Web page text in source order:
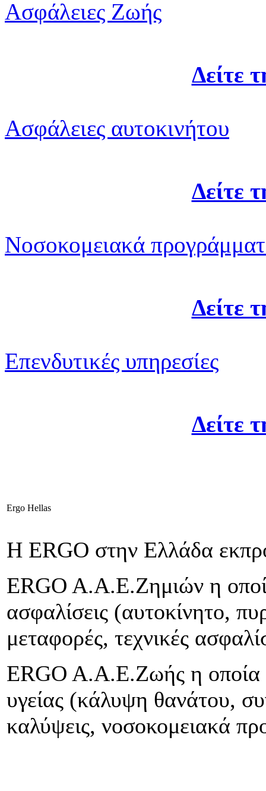
Ασφάλειες Ζωής
Δείτε
Ασφάλειες αυτοκινήτου
Δείτε
Νοσοκομειακά
Δείτε
Επενδυτικές υπηρεσίες
Δείτε
Ergo Hellas
Η ERGO στην Ελλάδα
ERGO A.A.E.Zημιών η
ασφαλίσεις (αυτοκίνητο,
μεταφορές, τεχνικές
ERGO A.A.E.Zωής η οποία
υγείας (κάλυψη θανάτου,
καλύψεις, νοσοκομειακά